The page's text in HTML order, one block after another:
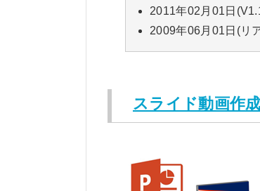
2011年02月01日
2009年06月01日(リ
スライド動画作